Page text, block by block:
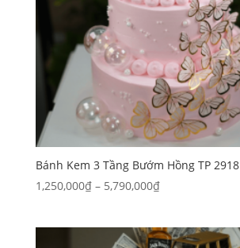
Bánh Kem 3 Tầng Bướm Hồng TP 2918
1,250,000₫ – 5,790,000₫Khoảng
1,250,000₫